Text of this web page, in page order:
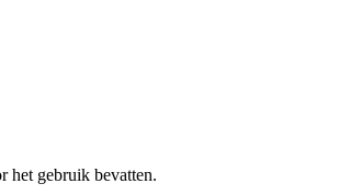
het gebruik bevatten.